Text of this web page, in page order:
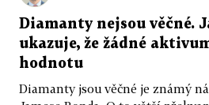
Diamanty nejsou věčné.
ukazuje, že žádné
hodnotu
Diamanty jsou věčné je známý